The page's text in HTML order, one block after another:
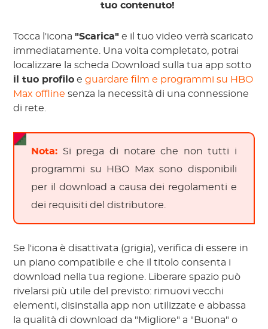
tuo contenuto!
Tocca l'icona"Scarica" e il tuo video verrà scaricato
immediatamente. Una volta completato, potrai
localizzare la scheda Download sulla tua app sotto
il tuo profilo eguardare film e programmi su HBO
Max offline senza la necessità di una connessione
di rete.
Nota: Si prega di notare che non tutti i
programmi su HBO Max sono disponibili
per il download a causa dei regolamenti e
dei requisiti del distributore.
Se l'icona è disattivata (grigia), verifica di essere in
un piano compatibile e che il titolo consenta i
download nella tua regione. Liberare spazio può
rivelarsi più utile del previsto: rimuovi vecchi
elementi, disinstalla app non utilizzate e abbassa
la qualità di download da "Migliore" a "Buona" o